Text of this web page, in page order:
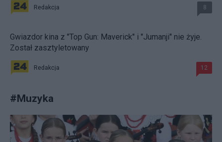
Redakcja 8
Gwiazdor kina z "Top Gun: Maverick" i "Jumanji" nie żyje.
Został zasztyletowany
Redakcja 12
#Muzyka